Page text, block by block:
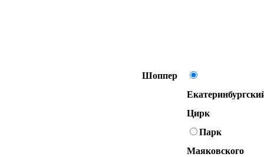
Шоппер
Цирк
Парк
Маяковского